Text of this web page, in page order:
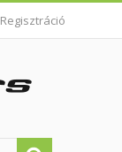
Regisztráció